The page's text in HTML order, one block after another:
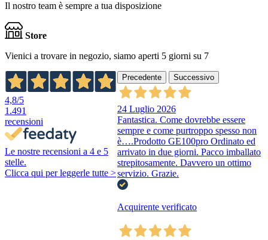
Il nostro team è sempre a tua disposizione
Store
Vienici a trovare in negozio, siamo aperti 5 giorni su 7
4,8/5
1.491
recensioni
Le nostre recensioni a 4 e 5
stelle.
Clicca qui per leggerle tutte >
Precedente Successivo
24 Luglio 2026
Fantastica. Come dovrebbe essere
sempre e come purtroppo spesso non
è….Prodotto GE100pro Ordinato ed
arrivato in due giorni. Pacco imballato
strepitosamente. Davvero un ottimo
servizio. Grazie.
Acquirente verificato